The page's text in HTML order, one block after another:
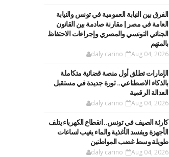
الفرق بين النيابة العمومية في تونس والنيابة
العامة في مصر | مقارنة صادمة بين القانون
الجنائي التونسي والمصري وإجراءات الاحتفاظ
بالمتهم
daly carino Aug 04, 2026
الإمارات تطلق أول منصة قضائية متكاملة
بالذكاء الاصطناعي.. ثورة جديدة في مستقبل
العدالة الرقمية
daly carino Aug 04, 2026
كارثة الصيف في تونس.. انقطاع الكهرباء يتلف
الأجهزة ويفسد الأغذية والماء يغيب لساعات
طويلة وسط غضب المواطنين
daly carino Aug 04, 2026